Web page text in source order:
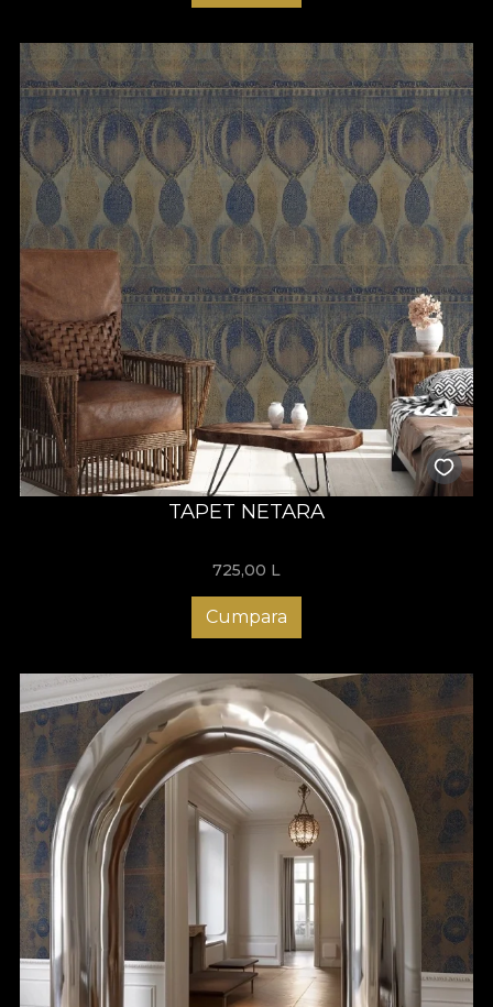
adevaratul sens la existentei, prin culoare, prin dans, prin
TAPET NETARA
725,00 L
Cumpara